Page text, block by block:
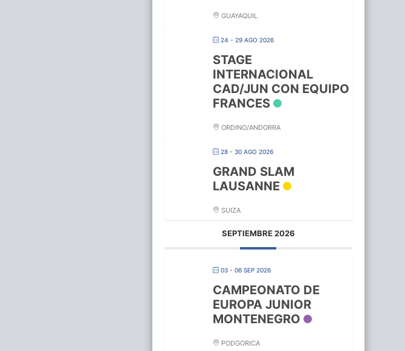
GUAYAQUIL
24 - 29 AGO 2026
STAGE
INTERNACIONAL
CAD/JUN CON EQUIPO
FRANCES
ORDINO/ANDORRA
28 - 30 AGO 2026
GRAND SLAM
LAUSANNE
SUIZA
SEPTIEMBRE 2026
03 - 06 SEP 2026
CAMPEONATO DE
EUROPA JUNIOR
MONTENEGRO
PODGORICA